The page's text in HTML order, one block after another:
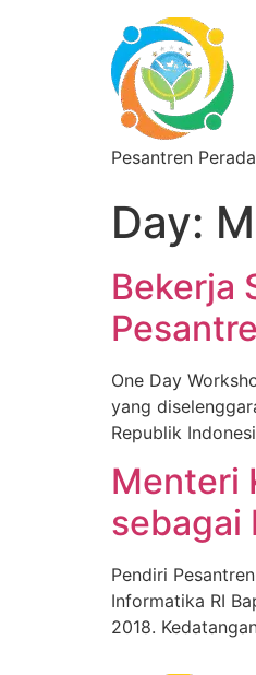
Pesantren
Day:
Bekerja
One Day
yang
Republik
Menteri
sebagai
Pendiri
Informatika RI
2018.